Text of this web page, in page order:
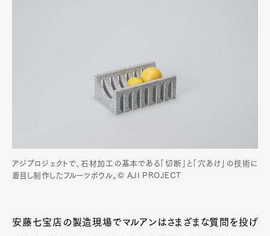
アジプロジェクトで、石材加工の基本である「切断」と「穴あけ」の技術に
着目し制作したフルーツボウル。© AJI PROJECT
安藤七宝店の製造現場でマルアンはさまざまな質問を投げ